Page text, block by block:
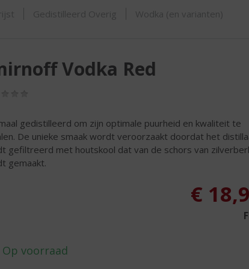
Gedistilleerd Overig Wodka (en varianten)
Vodka Red
gedistilleerd om zijn optimale puurheid en kwaliteit te
De unieke smaak wordt veroorzaakt doordat het
gefiltreerd met houtskool dat van de schors van
gemaakt.
€